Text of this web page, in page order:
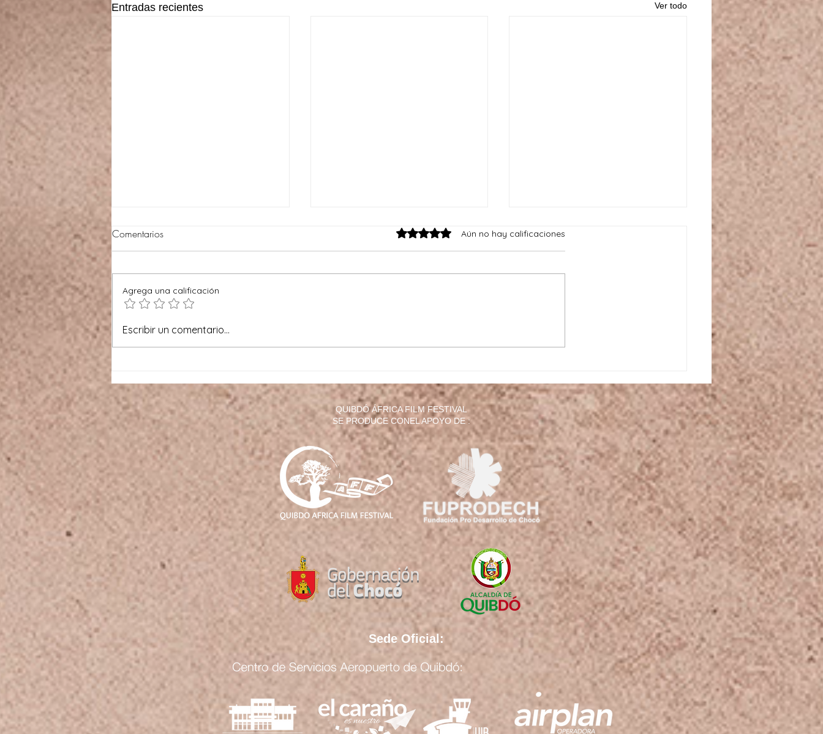
Entradas recientes Ver todo
La celda bien iluminada
convergencias
la reapropiación del tiempo
Comentarios Obtuvo 0 de 5 estrellas.Aún no hay calificaciones
Agrega una calificación
Escribir un comentario...
QUIBDÓ ÁFRICA FILM FESTIVAL
SE PRODUCE CONEL APOYO DE :
Sede Oficial: